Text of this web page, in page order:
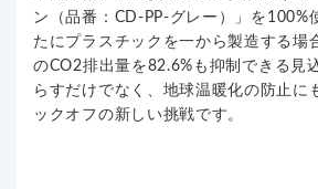
ン（品番：CD-PP-グレー）」を100%
たにプラスチックを一から製造する場
のCO2排出量を82.6%も抑制できる見
らすだけでなく、地球温暖化の防止に
ックオフの新しい挑戦です。